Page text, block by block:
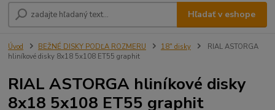
Hľadať v eshope
Úvod BEŽNÉ DISKY PODĽA ROZMERU 18" disky
RIAL ASTORGA
hliníkové disky 8x18 5x108 ET55 graphit
RIAL ASTORGA hliníkové disky
8x18 5x108 ET55 graphit